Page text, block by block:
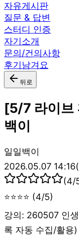
자유게시판
질문 & 답변
스터디 인증
자기소개
문의/건의사항
후기남겨요
뒤로
[5/7 라이
백이
일일백이
2026.05.07 14:16
(4/
⭐⭐⭐⭐ (4/5)
강의: 260507 인생
록 자동 수집/활용)